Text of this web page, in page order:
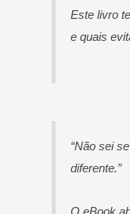
Este livro
e quais
“Não sei
diferente.”